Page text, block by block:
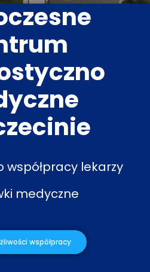
współpracy lekarzy
medyczne
współpracy